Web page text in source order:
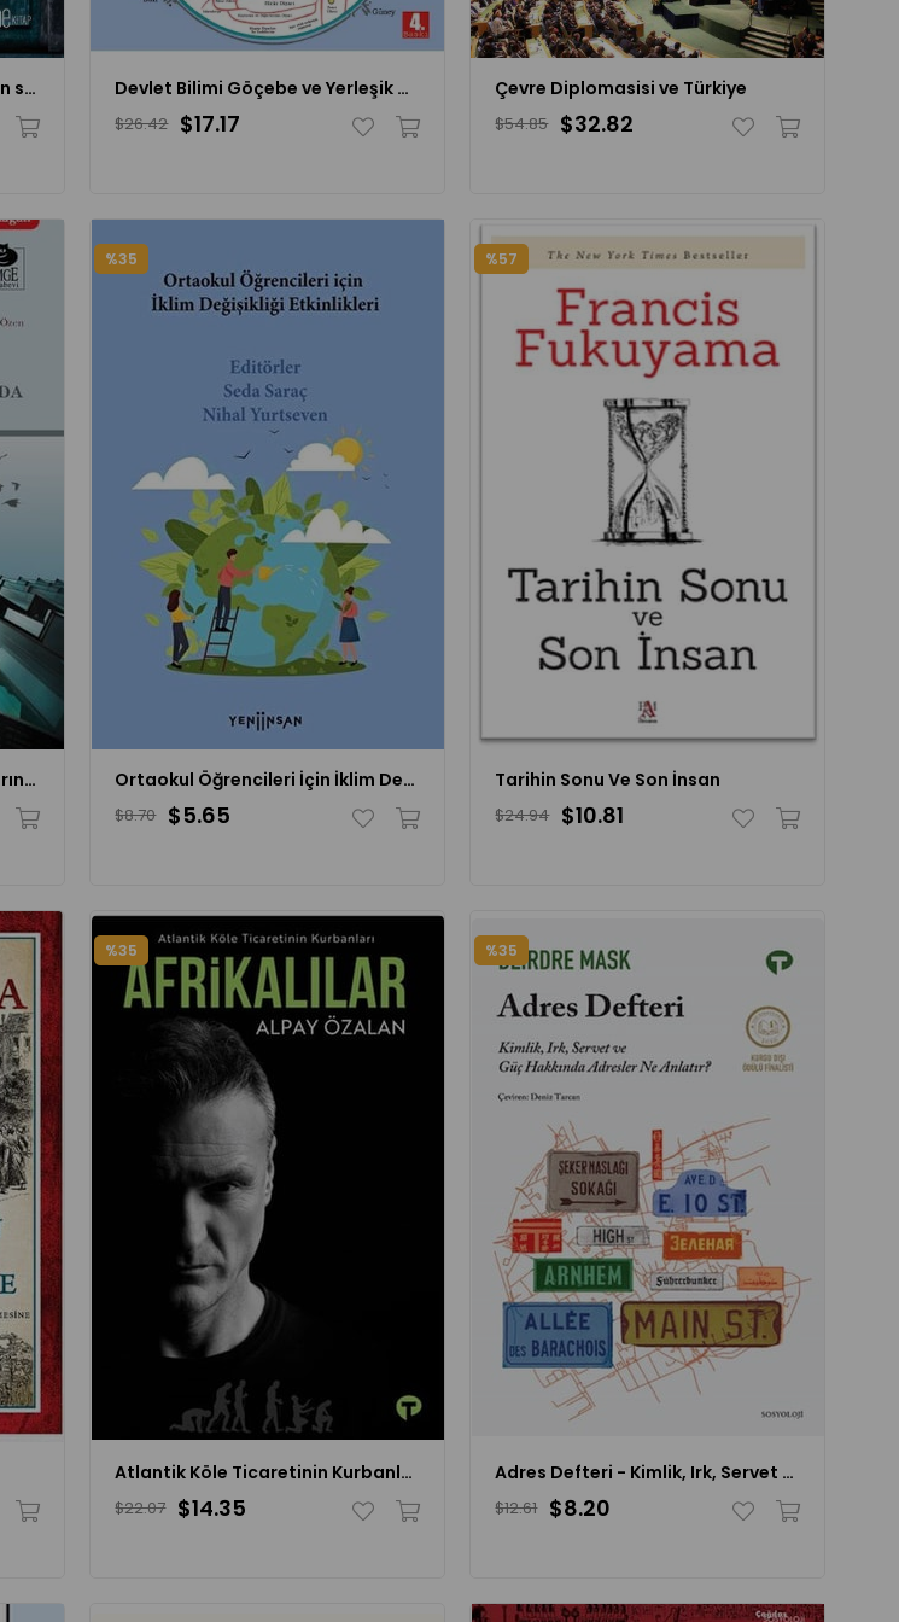
İki Yanılsamanın Sonu: Batı’dan sonra İslam Devlet Bilimi Göçebe ve Yerleşik Devlet
$17.17
$26.42
Çevre Diplomasisi ve Türkiye
$32.82
$54.85
Yönetim ve Örgüt Araştırmalarında Toplumsal Bağlam Ortaokul Öğrencileri İçin İklim Değişikliği Etkinlikleri
$5.65
$8.70
%35
Tarihin Sonu Ve Son İnsan
$10.81
$24.94
%57
Atlantik Köle Ticaretinin Kurbanları Afrikalılar
$14.35
$22.07
%35
Adres Defteri - Kimlik, Irk, Servet ve Güç Hakkında Adresler Ne Anlatır?
$8.20
$12.61
%35